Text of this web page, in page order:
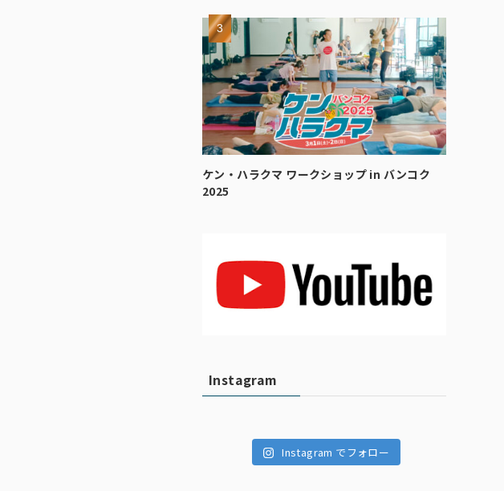
ケン・ハラクマ ワークショップ in バンコク
2025
Instagram
Instagram でフォロー